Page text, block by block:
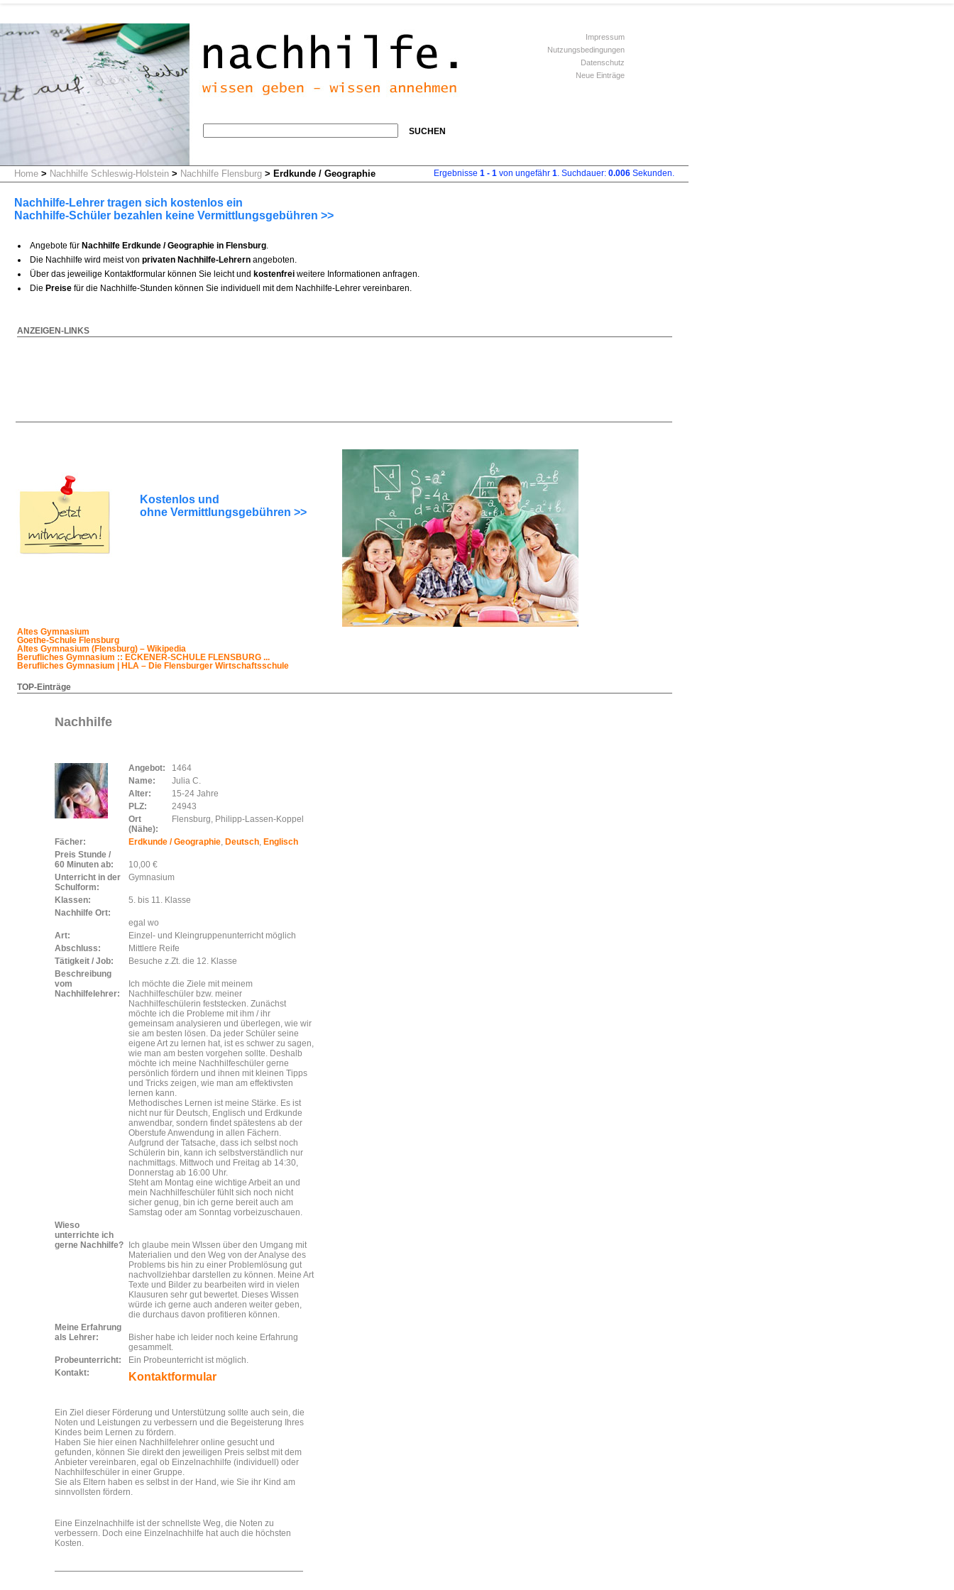
SUCHEN
Impressum
Nutzungsbedingungen
Datenschutz
Neue Einträge
Home > Nachhilfe Schleswig-Holstein > Nachhilfe Flensburg > Erdkunde / Geographie Ergebnisse 1 - 1 von ungefähr 1. Suchdauer: 0.006 Sekunden.
Nachhilfe-Lehrer tragen sich kostenlos ein
Nachhilfe-Schüler bezahlen keine Vermittlungsgebühren >>
Angebote für Nachhilfe Erdkunde / Geographie in Flensburg.
Die Nachhilfe wird meist von privaten Nachhilfe-Lehrern angeboten.
Über das jeweilige Kontaktformular können Sie leicht und kostenfrei weitere Informationen anfragen.
Die Preise für die Nachhilfe-Stunden können Sie individuell mit dem Nachhilfe-Lehrer vereinbaren.
ANZEIGEN-LINKS
Kostenlos und
ohne Vermittlungsgebühren >>
Altes Gymnasium
Goethe-Schule Flensburg
Altes Gymnasium (Flensburg) – Wikipedia
Berufliches Gymnasium :: ECKENER-SCHULE FLENSBURG ...
Berufliches Gymnasium | HLA – Die Flensburger Wirtschaftsschule
TOP-Einträge
Nachhilfe
Angebot:
1464
Name:
Julia C.
Alter:
15-24 Jahre
PLZ:
24943
Ort
(Nähe):
Flensburg, Philipp-Lassen-Koppel
Fächer: Erdkunde / Geographie, Deutsch, Englisch
Preis Stunde /
60 Minuten ab:
10,00 €
Unterricht in der
Schulform:
Gymnasium
Klassen:
5. bis 11. Klasse
Nachhilfe Ort:
egal wo
Art:
Einzel- und Kleingruppenunterricht möglich
Abschluss:
Mittlere Reife
Tätigkeit / Job:
Besuche z.Zt. die 12. Klasse
Beschreibung
vom
Nachhilfelehrer:
Ich möchte die Ziele mit meinem
Nachhilfeschüler bzw. meiner
Nachhilfeschülerin feststecken. Zunächst
möchte ich die Probleme mit ihm / ihr
gemeinsam analysieren und überlegen, wie wir
sie am besten lösen. Da jeder Schüler seine
eigene Art zu lernen hat, ist es schwer zu sagen,
wie man am besten vorgehen sollte. Deshalb
möchte ich meine Nachhilfeschüler gerne
persönlich fördern und ihnen mit kleinen Tipps
und Tricks zeigen, wie man am effektivsten
lernen kann.
Methodisches Lernen ist meine Stärke. Es ist
nicht nur für Deutsch, Englisch und Erdkunde
anwendbar, sondern findet spätestens ab der
Oberstufe Anwendung in allen Fächern.
Aufgrund der Tatsache, dass ich selbst noch
Schülerin bin, kann ich selbstverständlich nur
nachmittags. Mittwoch und Freitag ab 14:30,
Donnerstag ab 16:00 Uhr.
Steht am Montag eine wichtige Arbeit an und
mein Nachhilfeschüler fühlt sich noch nicht
sicher genug, bin ich gerne bereit auch am
Samstag oder am Sonntag vorbeizuschauen.
Wieso
unterrichte ich
gerne Nachhilfe?
Ich glaube mein WIssen über den Umgang mit
Materialien und den Weg von der Analyse des
Problems bis hin zu einer Problemlösung gut
nachvollziehbar darstellen zu können. Meine Art
Texte und Bilder zu bearbeiten wird in vielen
Klausuren sehr gut bewertet. Dieses Wissen
würde ich gerne auch anderen weiter geben,
die durchaus davon profitieren können.
Meine Erfahrung
als Lehrer:
Bisher habe ich leider noch keine Erfahrung
gesammelt.
Probeunterricht:
Ein Probeunterricht ist möglich.
Kontakt:
Kontaktformular
Ein Ziel dieser Förderung und Unterstützung sollte auch sein, die
Noten und Leistungen zu verbessern und die Begeisterung Ihres
Kindes beim Lernen zu fördern.
Haben Sie hier einen Nachhilfelehrer online gesucht und
gefunden, können Sie direkt den jeweiligen Preis selbst mit dem
Anbieter vereinbaren, egal ob Einzelnachhilfe (individuell) oder
Nachhilfeschüler in einer Gruppe.
Sie als Eltern haben es selbst in der Hand, wie Sie ihr Kind am
sinnvollsten fördern.
Eine Einzelnachhilfe ist der schnellste Weg, die Noten zu
verbessern. Doch eine Einzelnachhilfe hat auch die höchsten
Kosten.